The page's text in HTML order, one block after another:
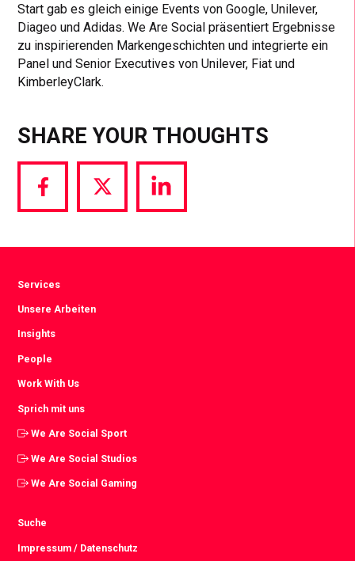
Start gab es gleich einige Events von Google, Unilever,
Diageo und Adidas. We Are Social präsentiert Ergebnisse
zu inspirierenden Markengeschichten und integrierte ein
Panel und Senior Executives von Unilever, Fiat und
KimberleyClark.
SHARE YOUR THOUGHTS
Share
via
Share
via
Share
via
Services
Unsere Arbeiten
Insights
People
Work With Us
Sprich mit uns
We Are Social Sport
We Are Social Studios
We Are Social Gaming
Suche
Impressum / Datenschutz